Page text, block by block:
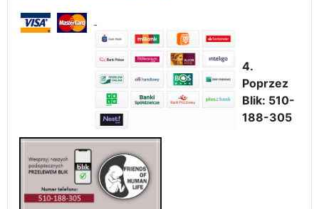
4.
Poprzez
Blik: 510-
188-305